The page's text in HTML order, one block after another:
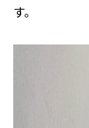
す。